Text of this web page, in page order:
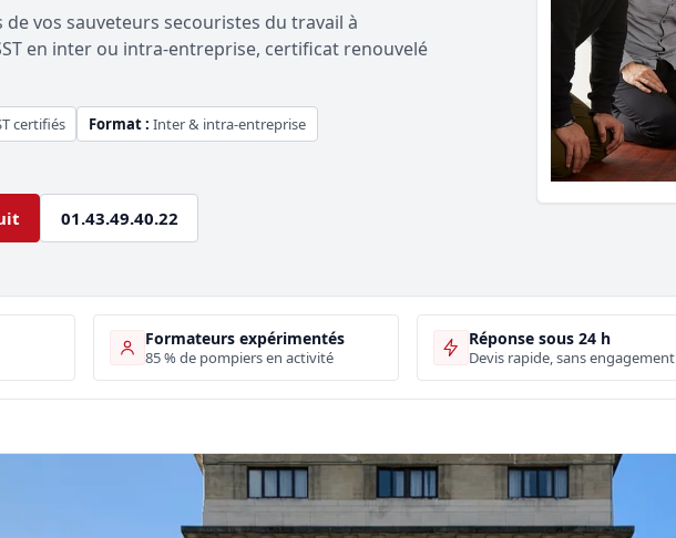
vos sauveteurs secouristes du travail à
en inter ou intra-entreprise, certificat renouvelé
certifiés Format : Inter & intra-entreprise
01.43.49.40.22
Formateurs expérimentés
85 % de pompiers en activité
Réponse sous 24 h
Devis rapide, sans engagement